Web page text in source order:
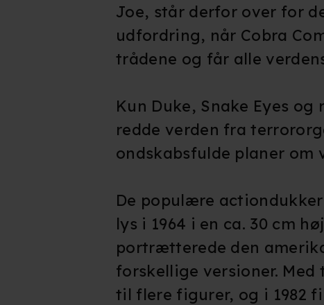
Joe, står derfor over for
udfordring, når Cobra
trådene og får alle
Kun Duke, Snake Eyes
redde verden fra
ondskabsfulde planer om
De populære
lys i 1964 i en ca. 30 cm
portrætterede den
forskellige versioner.
til flere figurer, og i 1982